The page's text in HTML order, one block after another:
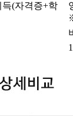
(자격증+학